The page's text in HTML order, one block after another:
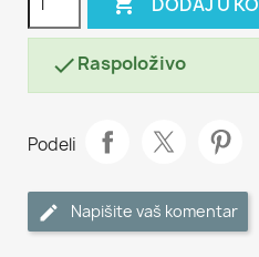
Raspoloživo
Podeli
Napišite vaš komentar